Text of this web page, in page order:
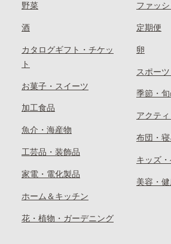
野菜
酒
カタログギフト・チケッ
ト
お菓子・スイーツ
加工食品
魚介・海産物
工芸品・装飾品
家電・電化製品
ホーム＆キッチン
花・植物・ガーデニング
ファッ
定期便
卵
スポー
季節・
アクテ
布団・
キッズ
美容・